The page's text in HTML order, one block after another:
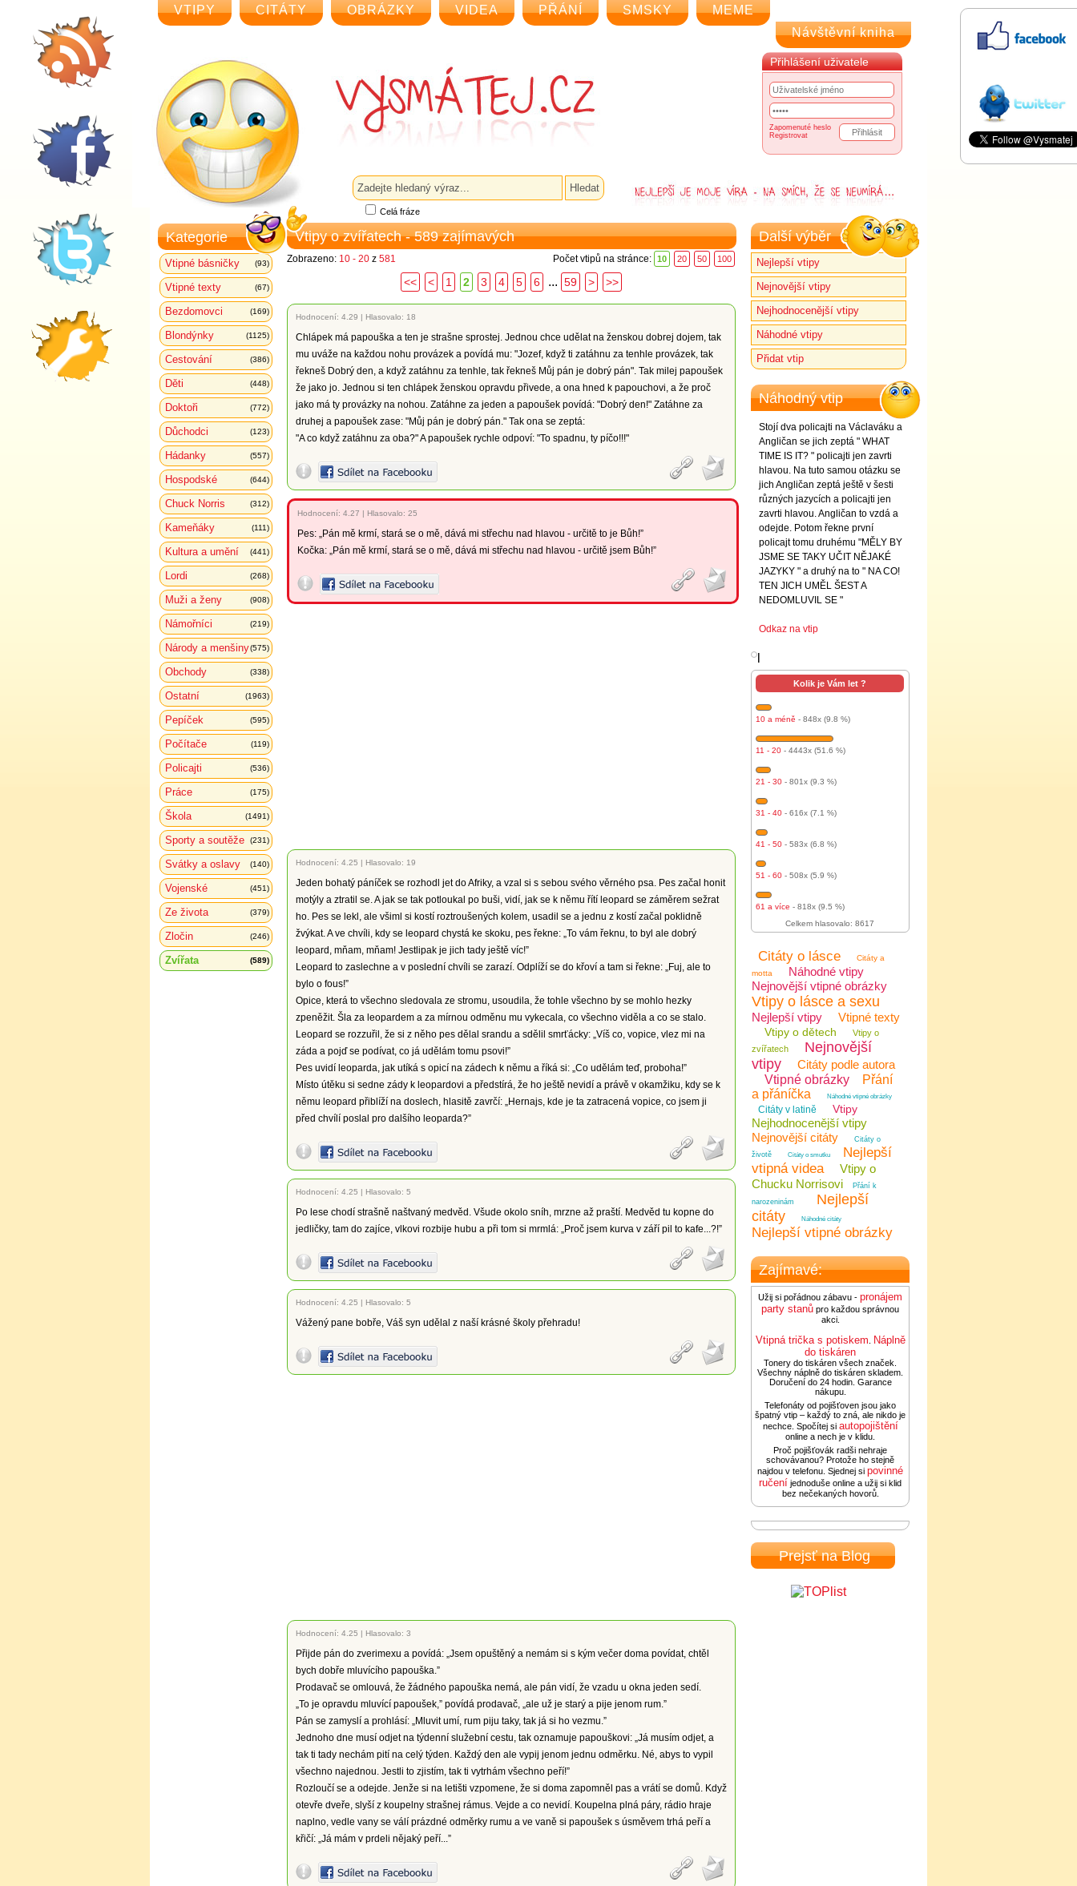
VTIPY CITÁTY OBRÁZKY VIDEA PŘÁNÍ SMSKY
MEME
Návštěvní kniha
Přihlášení uživatele
Zapomenuté heslo
Registrovat
Celá fráze
Kategorie
Vtipné básničky (93)
Vtipné texty (67)
Bezdomovci (169)
Blondýnky (1125)
Cestování (386)
Děti (448)
Doktoři (772)
Důchodci (123)
Hádanky (557)
Hospodské (644)
Chuck Norris (312)
Kameňáky (111)
Kultura a umění (441)
Lordi (268)
Muži a ženy (908)
Námořníci (219)
Národy a menšiny(575)
Obchody (338)
Ostatní (1963)
Pepíček (595)
Počítače (119)
Policajti (536)
Práce (175)
Škola (1491)
Sporty a soutěže (231)
Svátky a oslavy (140)
Vojenské (451)
Ze života (379)
Zločin (246)
Zvířata (589)
Vtipy o zvířatech - 589 zajímavých
Zobrazeno: 10 - 20 z 581 Počet vtipů na stránce: 10 20 50 100
<< < 1 2 3 4 5 6 ... 59 > >>
Hodnocení: 4.29 | Hlasovalo: 18
Chlápek má papouška a ten je strašne sprostej. Jednou chce udělat na ženskou dobrej dojem, tak
mu uváže na každou nohu provázek a povídá mu: "Jozef, když ti zatáhnu za tenhle provázek, tak
řekneš Dobrý den, a když zatáhnu za tenhle, tak řekneš Můj pán je dobrý pán". Tak milej papoušek
že jako jo. Jednou si ten chlápek ženskou opravdu přivede, a ona hned k papouchovi, a že proč
jako má ty provázky na nohou. Zatáhne za jeden a papoušek povídá: "Dobrý den!" Zatáhne za
druhej a papoušek zase: "Můj pán je dobrý pán." Tak ona se zeptá:
"A co když zatáhnu za oba?" A papoušek rychle odpoví: "To spadnu, ty píčo!!!"
Hodnocení: 4.27 | Hlasovalo: 25
Pes: „Pán mě krmí, stará se o mě, dává mi střechu nad hlavou - určitě to je Bůh!”
Kočka: „Pán mě krmí, stará se o mě, dává mi střechu nad hlavou - určitě jsem Bůh!”
Hodnocení: 4.25 | Hlasovalo: 19
Jeden bohatý páníček se rozhodl jet do Afriky, a vzal si s sebou svého věrného psa. Pes začal honit
motýly a ztratil se. A jak se tak potloukal po buši, vidí, jak se k němu řítí leopard se záměrem sežrat
ho. Pes se lekl, ale všiml si kostí roztroušených kolem, usadil se a jednu z kostí začal poklidně
žvýkat. A ve chvíli, kdy se leopard chystá ke skoku, pes řekne: „To vám řeknu, to byl ale dobrý
leopard, mňam, mňam! Jestlipak je jich tady ještě víc!”
Leopard to zaslechne a v poslední chvíli se zarazí. Odplíží se do křoví a tam si řekne: „Fuj, ale to
bylo o fous!”
Opice, která to všechno sledovala ze stromu, usoudila, že tohle všechno by se mohlo hezky
zpeněžit. Šla za leopardem a za mírnou odměnu mu vykecala, co všechno viděla a co se stalo.
Leopard se rozzuřil, že si z něho pes dělal srandu a sdělil smrťácky: „Víš co, vopice, vlez mi na
záda a pojď se podívat, co já udělám tomu psovi!”
Pes uvidí leoparda, jak utíká s opicí na zádech k němu a říká si: „Co udělám teď, proboha!”
Místo útěku si sedne zády k leopardovi a předstírá, že ho ještě nevidí a právě v okamžiku, kdy se k
němu leopard přiblíží na doslech, hlasitě zavrčí: „Hernajs, kde je ta zatracená vopice, co jsem ji
před chvílí poslal pro dalšího leoparda?”
Hodnocení: 4.25 | Hlasovalo: 5
Po lese chodí strašně naštvaný medvěd. Všude okolo sníh, mrzne až praští. Medvěd tu kopne do
jedličky, tam do zajíce, vlkovi rozbije hubu a při tom si mrmlá: „Proč jsem kurva v září pil to kafe...?!”
Hodnocení: 4.25 | Hlasovalo: 5
Vážený pane bobře, Váš syn udělal z naší krásné školy přehradu!
Hodnocení: 4.25 | Hlasovalo: 3
Přijde pán do zverimexu a povídá: „Jsem opuštěný a nemám si s kým večer doma povídat, chtěl
bych dobře mluvícího papouška.”
Prodavač se omlouvá, že žádného papouška nemá, ale pán vidí, že vzadu u okna jeden sedí.
„To je opravdu mluvící papoušek,” povídá prodavač, „ale už je starý a pije jenom rum.”
Pán se zamyslí a prohlásí: „Mluvit umí, rum piju taky, tak já si ho vezmu.”
Jednoho dne musí odjet na týdenní služební cestu, tak oznamuje papouškovi: „Já musím odjet, a
tak ti tady nechám pití na celý týden. Každý den ale vypij jenom jednu odměrku. Né, abys to vypil
všechno najednou. Jestli to zjistím, tak ti vytrhám všechno peří!”
Rozloučí se a odejde. Jenže si na letišti vzpomene, že si doma zapomněl pas a vrátí se domů. Když
otevře dveře, slyší z koupelny strašnej rámus. Vejde a co nevidí. Koupelna plná páry, rádio hraje
naplno, vedle vany se válí prázdné odměrky rumu a ve vaně si papoušek s úsměvem trhá peří a
křičí: „Já mám v prdeli nějaký peří...”
Další výběr
Nejlepší vtipy
Nejnovější vtipy
Nejhodnocenější vtipy
Náhodné vtipy
Přidat vtip
Náhodný vtip
Stojí dva policajti na Václaváku a
Angličan se jich zeptá " WHAT
TIME IS IT? " policajti jen zavrti
hlavou. Na tuto samou otázku se
jich Angličan zeptá ještě v šesti
různých jazycích a policajti jen
zavrti hlavou. Angličan to vzdá a
odejde. Potom řekne první
policajt tomu druhému "MĚLY BY
JSME SE TAKY UČIT NĚJAKÉ
JAZYKY " a druhý na to " NA CO!
TEN JICH UMĚL ŠEST A
NEDOMLUVIL SE "
Odkaz na vtip
Kolik je Vám let ?
10 a méně - 848x (9.8 %)
11 - 20 - 4443x (51.6 %)
21 - 30 - 801x (9.3 %)
31 - 40 - 616x (7.1 %)
41 - 50 - 583x (6.8 %)
51 - 60 - 508x (5.9 %)
61 a více - 818x (9.5 %)
Celkem hlasovalo: 8617
Citáty o lásce
Citáty a
motta
Náhodné vtipy
Nejnovější vtipné obrázky
Vtipy o lásce a sexu
Nejlepší vtipy Vtipné texty
Vtipy o dětech
Vtipy o
zvířatech
Nejnovější
vtipy
Citáty podle autora
Vtipné obrázky
Přání
a přáníčka
Náhodné vtipné obrázky
Citáty v latině Vtipy
Nejhodnocenější vtipy
Nejnovější citáty
Citáty o
životě
Citáty o smutku
Nejlepší
vtipná videa
Vtipy o
Chucku Norrisovi
Přání k
narozeninám
Nejlepší
citáty
Náhodné citáty
Nejlepší vtipné obrázky
Zajímavé:
Užij si pořádnou zábavu - pronájem
party stanů pro každou správnou
akci.
Vtipná trička s potiskem Náplně
do tiskáren
Tonery do tiskáren všech značek.
Všechny náplně do tiskáren skladem.
Doručení do 24 hodin. Garance
nákupu.
Telefonáty od pojišťoven jsou jako
špatný vtip – každý to zná, ale nikdo je
nechce. Spočítej si autopojištění
online a nech je v klidu.
Proč pojišťovák radši nehraje
schovávanou? Protože ho stejně
najdou v telefonu. Sjednej si povinné
ručení jednoduše online a užij si klid
bez nečekaných hovorů.
Prejsť na Blog